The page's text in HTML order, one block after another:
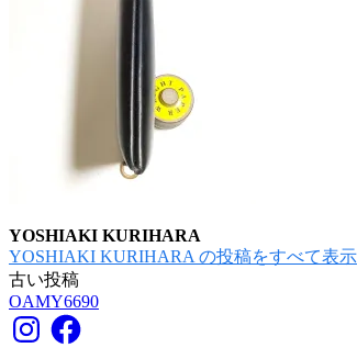
YOSHIAKI KURIHARA
YOSHIAKI KURIHARA の投稿をすべて表示
投
稿
古い投稿
OAMY6690
InstagramFacebook